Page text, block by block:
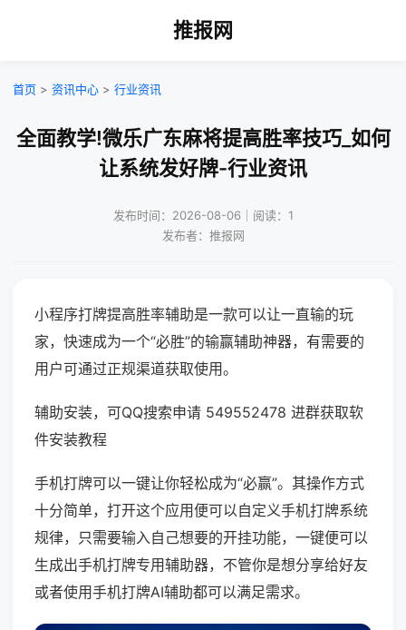
推报网
首页 > 资讯中心 > 行业资讯
全面教学!微乐广东麻将提高胜率技巧_如何
让系统发好牌-行业资讯
发布时间：2026-08-06｜阅读：1
发布者：推报网
小程序打牌提高胜率辅助是一款可以让一直输的玩
家，快速成为一个“必胜”的输赢辅助神器，有需要的
用户可通过正规渠道获取使用。
辅助安装，可QQ搜索申请 549552478 进群获取软
件安装教程
手机打牌可以一键让你轻松成为“必赢”。其操作方式
十分简单，打开这个应用便可以自定义手机打牌系统
规律，只需要输入自己想要的开挂功能，一键便可以
生成出手机打牌专用辅助器，不管你是想分享给好友
或者使用手机打牌AI辅助都可以满足需求。